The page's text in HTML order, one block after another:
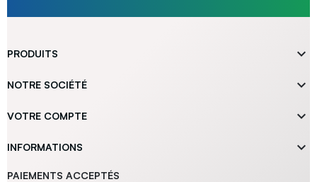
PRODUITS 
NOTRE SOCIÉTÉ 
VOTRE COMPTE 
INFORMATIONS 
PAIEMENTS ACCEPTÉS